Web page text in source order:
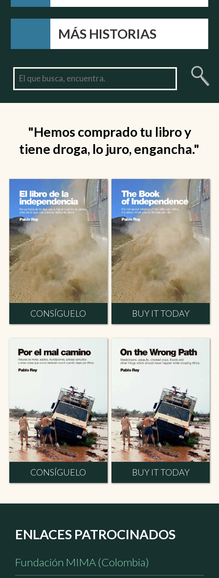
MÁS HISTORIAS
"Hemos comprado tu libro y
tiene droga, lo juro, engancha."
CONSÍGUELO BUY IT TODAY
CONSÍGUELO BUY IT TODAY
ENLACES PATROCINADOS
Fundación MIMA (Colombia)